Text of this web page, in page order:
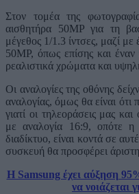
Στον τομέα της
αισθητήρα 50MP για τη
μέγεθος 1/1.3 ίντσες, μαζί
50MP, όπως επίσης και
ρεαλιστικά χρώματα και
Οι αναλογίες της οθόνης
αναλογίας, όμως θα είναι
γιατί οι τηλεοράσεις μας
με αναλογία 16:9, οπότε η
διαδίκτυο, είναι κοντά σε
συσκευή θα προσφέρει
Η Samsung έχει αύξηση
να νοιάζεται